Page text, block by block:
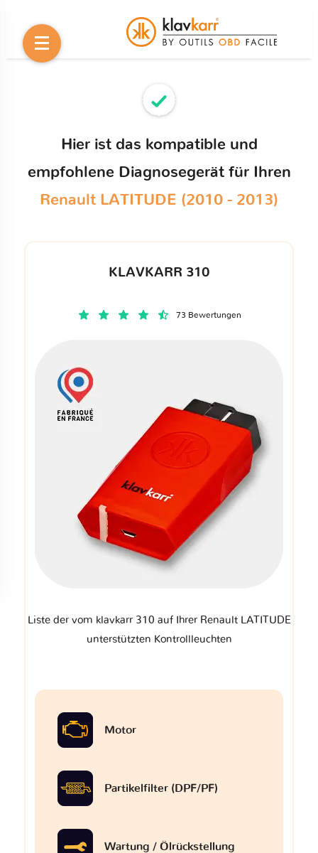
Hier ist das kompatible und
empfohlene Diagnosegerät für Ihren
Renault LATITUDE (2010 - 2013)
KLAVKARR 310
73 Bewertungen
Liste der vom klavkarr 310 auf Ihrer Renault LATITUDE
unterstützten Kontrollleuchten
Motor
Partikelfilter (DPF/PF)
Wartung / Ölrückstellung